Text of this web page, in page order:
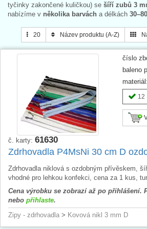
tyčinky zakončené kuličkou) se šíří zubů 3
nabízíme v několika barvách a délkách
20 Název produktu (A-Z)
číslo
baleno
materiál:
12
č. karty: 61630
Zdrhovadla P4MsNi 30 cm D
Zdrhovadla niklová s ozdobným přívěskem,
vhodné pro lehkou konfekci, cena za 1 kus,
Cena výrobku se zobrazí až po přihlášení.
nebo přihlaste.
Zipy - zdrhovadla > Kovová nikl 3 mm D